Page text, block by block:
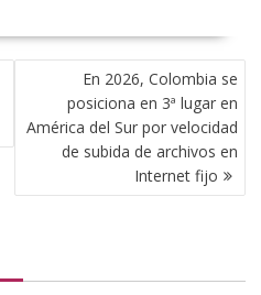
En 2026, Colombia se
posiciona en 3ª lugar en
América del Sur por velocidad
de subida de archivos en
Internet fijo